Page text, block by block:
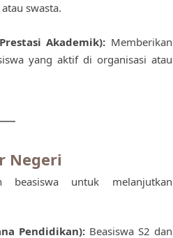
swasta.
Akademik): Memberikan
yang aktif di organisasi atau
Negeri
beasiswa untuk melanjutkan
Pendidikan): Beasiswa S2 dan